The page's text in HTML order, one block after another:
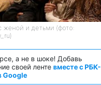
женой и детьми (фото:
а не в шоке! Добавь
своей ленте вместе с РБК-
Google